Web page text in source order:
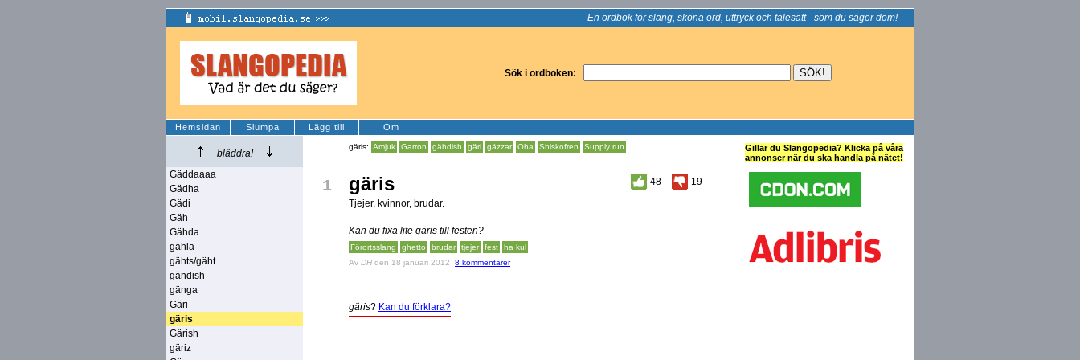
En ordbok för slang, sköna ord, uttryck och talesätt - som du säger dom!
Sök i ordboken:
Hemsidan Slumpa Lägg till Om
bläddra!
Gäddaaaa
Gädha
Gädi
Gäh
Gähda
gähla
gähts/gäht
gändish
gänga
Gäri
gäris
Gärish
gäriz
gäris: Amjuk Garron gähdish gäri gäzzar Oha Shiskofren Supply run
1 gäris 48
19
Tjejer, kvinnor, brudar.
Kan du fixa lite gäris till festen?
Förortsslang ghetto brudar tjejer fest
ha kul
Av DH den 18 januari 2012 8 kommentarer
gäris? Kan du förklara?
Gillar du Slangopedia? Klicka på våra
annonser när du ska handla på nätet!